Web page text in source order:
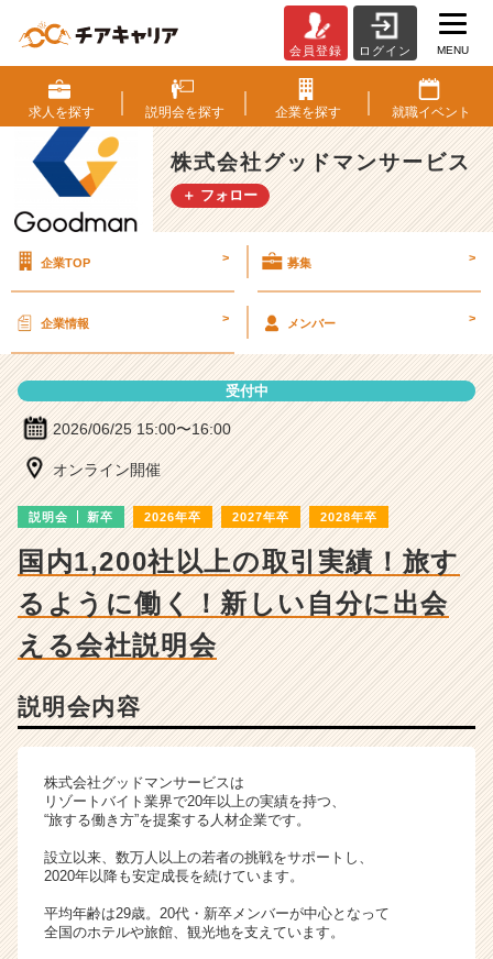
式
会
社
グ
ッ
ド
ー
の
説
明
会
ベ
ン
チ
ャ
ー・
成
長
か
ら
ス
カ
ウ
が
く
就
会員登録 ログイン MENU
求人を探す 説明会を探す 企業を探す 就職イベント
株式会社グッドマンサービス
＋ フォロー
企業TOP > 募集 >
企業情報 > メンバー >
受付中
2026/06/25 15:00〜16:00
オンライン開催
説明会 新卒 2026年卒 2027年卒 2028年卒
国内1,200社以上の取引実績！旅す
るように働く！新しい自分に出会
える会社説明会
説明会内容
株式会社グッドマンサービスは
リゾートバイト業界で20年以上の実績を持つ、
“旅する働き方”を提案する人材企業です。
設立以来、数万人以上の若者の挑戦をサポートし、
2020年以降も安定成長を続けています。
平均年齢は29歳。20代・新卒メンバーが中心となって
全国のホテルや旅館、観光地を支えています。